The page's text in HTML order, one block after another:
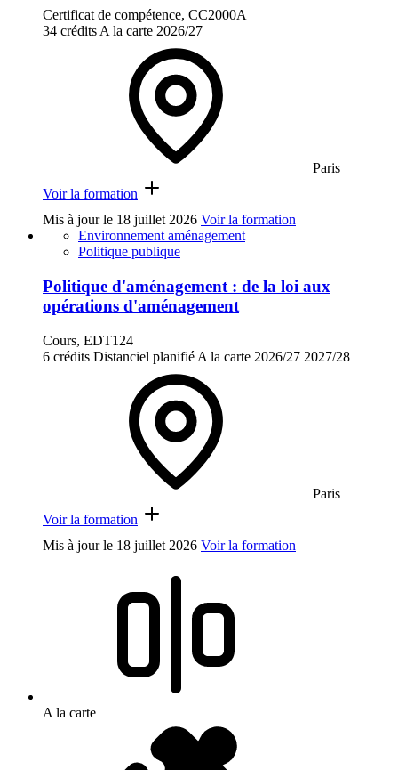
Certificat de compétence, CC2000A
34 crédits A la carte 2026/27
Paris
Voir la formation
Mis à jour le 18 juillet 2026 Voir la formation
Environnement aménagement
Politique publique
Politique d'aménagement : de la loi aux
opérations d'aménagement
Cours, EDT124
6 crédits Distanciel planifié A la carte 2026/27 2027/28
Paris
Voir la formation
Mis à jour le 18 juillet 2026 Voir la formation
A la carte